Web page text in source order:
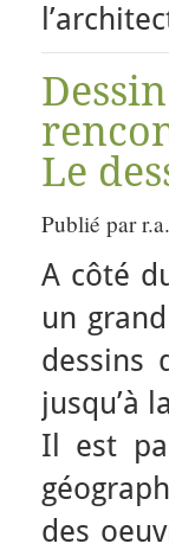
Le
Publié par
A côté
un
dessins
jusqu’à
Il est
des